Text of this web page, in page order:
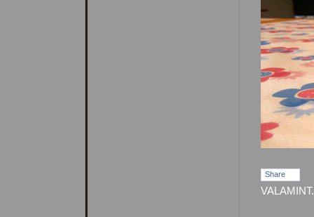
Share